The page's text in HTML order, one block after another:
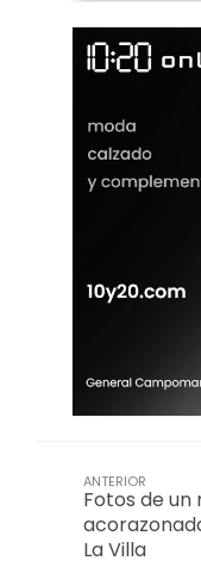
ANTERIOR
Fotos de
La Villa